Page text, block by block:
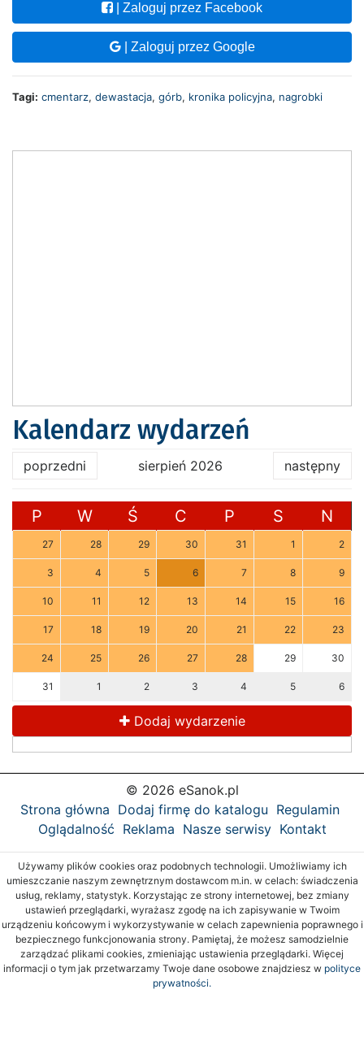
| Zaloguj przez Facebook
| Zaloguj przez Google
Tagi: cmentarz, dewastacja, górb, kronika policyjna, nagrobki
Kalendarz wydarzeń
poprzedni sierpień 2026 następny
P W Ś C P S N
27 28 29 30 31 1 2
3 4 5 6 7 8 9
10 11 12 13 14 15 16
17 18 19 20 21 22 23
24 25 26 27 28 29 30
31 1 2 3 4 5 6
Dodaj wydarzenie
© 2026 eSanok.pl
Strona główna Dodaj firmę do katalogu Regulamin
Oglądalność Reklama Nasze serwisy Kontakt
Używamy plików cookies oraz podobnych technologii. Umożliwiamy ich
umieszczanie naszym zewnętrznym dostawcom m.in. w celach: świadczenia
usług, reklamy, statystyk. Korzystając ze strony internetowej, bez zmiany
ustawień przeglądarki, wyrażasz zgodę na ich zapisywanie w Twoim
urządzeniu końcowym i wykorzystywanie w celach zapewnienia poprawnego i
bezpiecznego funkcjonowania strony. Pamiętaj, że możesz samodzielnie
zarządzać plikami cookies, zmieniając ustawienia przeglądarki. Więcej
informacji o tym jak przetwarzamy Twoje dane osobowe znajdziesz w polityce
prywatności.